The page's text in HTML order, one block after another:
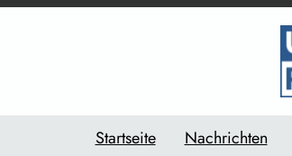
Startseite Nachrichten